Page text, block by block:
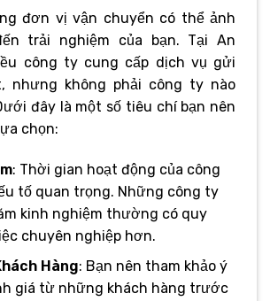
đơn vị vận chuyển có thể ảnh
trải nghiệm của bạn. Tại An
công ty cung cấp dịch vụ gửi
nhưng không phải công ty nào
đây là một số tiêu chí bạn nên
chọn:
: Thời gian hoạt động của công
tố quan trọng. Những công ty
kinh nghiệm thường có quy
chuyên nghiệp hơn.
Hàng: Bạn nên tham khảo ý
giá từ những khách hàng trước